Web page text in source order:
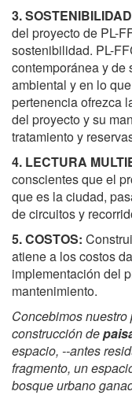
3.
del proyecto de PL-
sostenibilidad. PL-
contemporánea y
ambiental y en lo
pertenencia ofrezca
del proyecto y su
tratamiento y
4. LECTURA
conscientes que el
que es la ciudad,
de circuitos y
5. COSTOS:
atiene a los costos
implementación del
mantenimiento.
Concebimos nuestro
construcción de
espacio, --antes
fragmento, un
bosque urbano